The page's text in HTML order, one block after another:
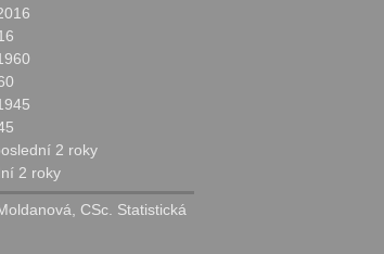
2 roky
2 roky
CSc. Statistická